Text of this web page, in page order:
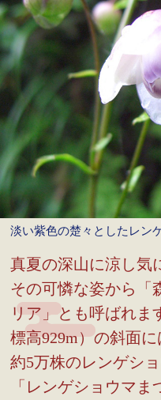
淡い紫色の楚々としたレン
真夏の深山に涼し気
その可憐な姿から「
リア」とも呼ばれま
標高929m）の斜面
約5万株のレンゲシ
「レンゲショウマ